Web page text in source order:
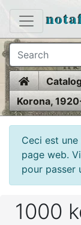
Home
Korona,
Ceci est
page web.
pour passer
1000